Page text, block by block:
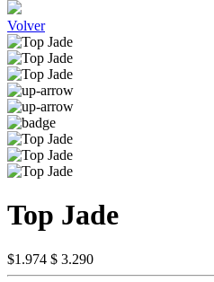
Volver
Top Jade
$1.974 $ 3.290